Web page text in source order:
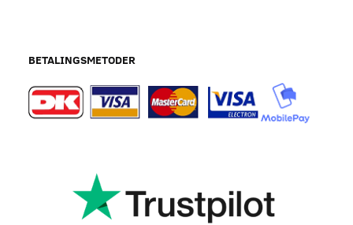
BETALINGSMETODER